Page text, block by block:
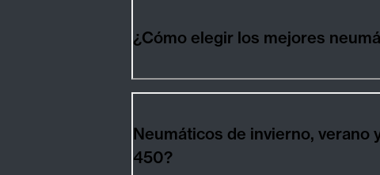
Neumáticos de invierno, verano y para
450?